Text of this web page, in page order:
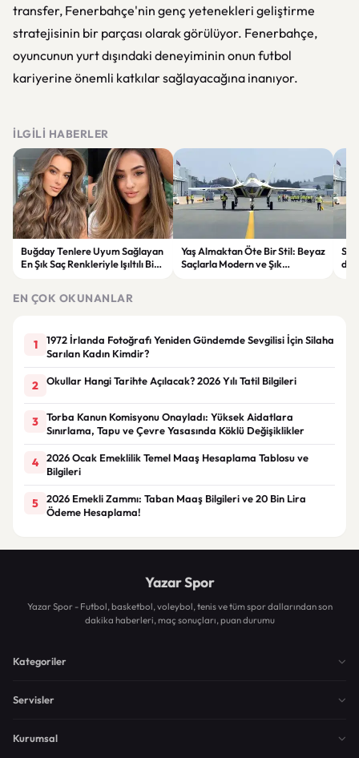
transfer, Fenerbahçe'nin genç yetenekleri geliştirme
stratejisinin bir parçası olarak görülüyor. Fenerbahçe,
oyuncunun yurt dışındaki deneyiminin onun futbol
kariyerine önemli katkılar sağlayacağına inanıyor.
İLGILI HABERLER
Buğday Tenlere Uyum Sağlayan
En Şık Saç Renkleriyle Işıltılı Bir
Yaş Almaktan Öte Bir Stil: Beyaz
Saçlarla Modern ve Şık
EN ÇOK OKUNANLAR
1
1972 İrlanda Fotoğrafı Yeniden Gündemde Sevgilisi İçin Silaha
Sarılan Kadın Kimdir?
2 Okullar Hangi Tarihte Açılacak? 2026 Yılı Tatil Bilgileri
3
Torba Kanun Komisyonu Onayladı: Yüksek Aidatlara
Sınırlama, Tapu ve Çevre Yasasında Köklü Değişiklikler
4
2026 Ocak Emeklilik Temel Maaş Hesaplama Tablosu ve
Bilgileri
5
2026 Emekli Zammı: Taban Maaş Bilgileri ve 20 Bin Lira
Ödeme Hesaplama!
Yazar Spor
Yazar Spor - Futbol, basketbol, voleybol, tenis ve tüm spor dallarından son
dakika haberleri, maç sonuçları, puan durumu
Kategoriler
Servisler
Kurumsal